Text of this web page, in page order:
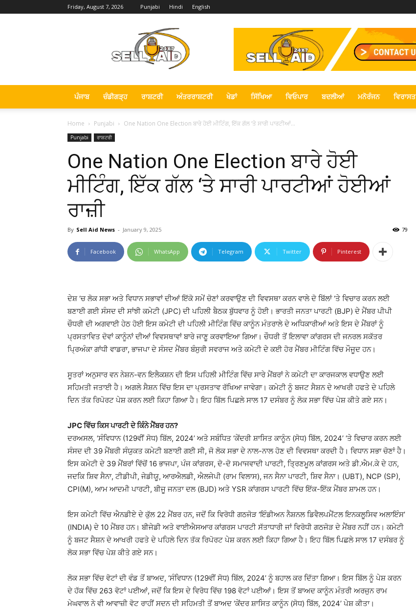
Friday, August 7, 2026 Punjabi Hindi English
Sell
Aid
News
ਪੰਜਾਬ ਚੰਡੀਗੜ੍ਹ ਰਾਸ਼ਟਰੀ ਅੰਤਰਰਾਸ਼ਟਰੀ ਖੇਡਾਂ ਸਿੱਖਿਆ ਵਿਓਪਾਰ ਬਦਲੀਆਂ ਮਨੋਰੰਜਨ ਵਿਰਾਸਤ
Home Punjabi One Nation One Election ਬਾਰੇ ਹੋਈ ਮੀਟਿੰਗ, ਇੱਕ ਗੱਲ ‘ਤੇ ਸਾਰੀ ਪਾਰਟੀਆਂ...
Punjabi ਰਾਸ਼ਟਰੀ
One Nation One Election ਬਾਰੇ ਹੋਈ
ਮੀਟਿੰਗ, ਇੱਕ ਗੱਲ ‘ਤੇ ਸਾਰੀ ਪਾਰਟੀਆਂ ਹੋਈਆਂ
ਰਾਜ਼ੀ
By Sell Aid News - January 9, 2025 79
Facebook WhatsApp Telegram Twitter Pinterest
ਦੇਸ਼ ‘ਚ ਲੋਕ ਸਭਾ ਅਤੇ ਵਿਧਾਨ ਸਭਾਵਾਂ ਦੀਆਂ ਇੱਕੋ ਸਮੇਂ ਚੋਣਾਂ ਕਰਵਾਉਣ ਦੀ ਵਿਵਸਥਾ ਕਰਨ ਵਾਲੇ ਦੋ ਬਿੱਲਾਂ ‘ਤੇ ਵਿਚਾਰ ਕਰਨ ਲਈ
ਬਣਾਈ ਗਈ ਸੰਸਦ ਦੀ ਸਾਂਝੀ ਕਮੇਟੀ (JPC) ਦੀ ਪਹਿਲੀ ਬੈਠਕ ਬੁੱਧਵਾਰ ਨੂੰ ਹੋਈ। ਭਾਰਤੀ ਜਨਤਾ ਪਾਰਟੀ (BJP) ਦੇ ਮੈਂਬਰ ਪੀਪੀ
ਚੌਧਰੀ ਦੀ ਅਗਵਾਈ ਹੇਠ ਹੋਈ ਇਸ ਕਮੇਟੀ ਦੀ ਪਹਿਲੀ ਮੀਟਿੰਗ ਵਿੱਚ ਕਾਨੂੰਨ ਮੰਤਰਾਲੇ ਦੇ ਅਧਿਕਾਰੀਆਂ ਅਤੇ ਇਸ ਦੇ ਮੈਂਬਰਾਂ ਨੂੰ
ਪ੍ਰਸਤਾਵਿਤ ਦੋਵਾਂ ਕਾਨੂੰਨਾਂ ਦੀਆਂ ਵਿਵਸਥਾਵਾਂ ਬਾਰੇ ਜਾਣੂ ਕਰਵਾਇਆ ਗਿਆ। ਚੌਧਰੀ ਤੋਂ ਇਲਾਵਾ ਕਾਂਗਰਸ ਦੀ ਜਨਰਲ ਸਕੱਤਰ
ਪ੍ਰਿਅੰਕਾ ਗਾਂਧੀ ਵਾਡਰਾ, ਭਾਜਪਾ ਦੇ ਸੰਸਦ ਮੈਂਬਰ ਬੰਸੁਰੀ ਸਵਰਾਜ ਅਤੇ ਕਮੇਟੀ ਦੇ ਕਈ ਹੋਰ ਮੈਂਬਰ ਮੀਟਿੰਗ ਵਿੱਚ ਮੌਜੂਦ ਹਨ।
ਸੂਤਰਾਂ ਅਨੁਸਾਰ ਵਨ ਨੇਸ਼ਨ-ਵਨ ਇਲੈਕਸ਼ਨ ਦੀ ਇਸ ਪਹਿਲੀ ਮੀਟਿੰਗ ਵਿੱਚ ਸਾਰੇ ਮੈਂਬਰਾਂ ਨੇ ਕਮੇਟੀ ਦਾ ਕਾਰਜਕਾਲ ਵਧਾਉਣ ਲਈ
ਸਹਿਮਤੀ ਜਤਾਈ ਹੈ। ਅਗਲੇ ਸੈਸ਼ਨ ਵਿੱਚ ਇਸ ਦਾ ਪ੍ਰਸਤਾਵ ਰੱਖਿਆ ਜਾਵੇਗਾ। ਕਮੇਟੀ ਨੂੰ ਬਜਟ ਸੈਸ਼ਨ ਦੇ ਆਖਰੀ ਹਫਤੇ ਦੇ ਪਹਿਲੇ
ਦਿਨ ਤੱਕ ਰਿਪੋਰਟ ਪੇਸ਼ ਕਰਨ ਲਈ ਕਿਹਾ ਗਿਆ ਹੈ। ਇਹ ਬਿੱਲ ਪਿਛਲੇ ਸਾਲ 17 ਦਸੰਬਰ ਨੂੰ ਲੋਕ ਸਭਾ ਵਿੱਚ ਪੇਸ਼ ਕੀਤੇ ਗਏ ਸਨ।
JPC ਵਿੱਚ ਕਿਸ ਪਾਰਟੀ ਦੇ ਕਿੰਨੇ ਮੈਂਬਰ ਹਨ?
ਦਰਅਸਲ, ‘ਸੰਵਿਧਾਨ (129ਵੀਂ ਸੋਧ) ਬਿੱਲ, 2024’ ਅਤੇ ਸਬੰਧਿਤ ‘ਕੇਂਦਰੀ ਸ਼ਾਸਿਤ ਕਾਨੂੰਨ (ਸੋਧ) ਬਿੱਲ, 2024’ ‘ਤੇ ਵਿਚਾਰ ਕਰਨ ਲਈ
ਸੰਸਦ ਦੀ 39 ਮੈਂਬਰੀ ਸੰਯੁਕਤ ਕਮੇਟੀ ਬਣਾਈ ਗਈ ਸੀ, ਜੋ ਲੋਕ ਸਭਾ ਦੇ ਨਾਲ-ਨਾਲ ਹੋਣ ਦੀ ਵਿਵਸਥਾ ਕਰਦੀ ਹੈ। ਵਿਧਾਨ ਸਭਾ ਚੋਣਾਂ ਹੈ।
ਇਸ ਕਮੇਟੀ ਦੇ 39 ਮੈਂਬਰਾਂ ਵਿੱਚੋਂ 16 ਭਾਜਪਾ, ਪੰਜ ਕਾਂਗਰਸ, ਦੋ-ਦੋ ਸਮਾਜਵਾਦੀ ਪਾਰਟੀ, ਤ੍ਰਿਣਮੂਲ ਕਾਂਗਰਸ ਅਤੇ ਡੀ.ਐਮ.ਕੇ ਦੇ ਹਨ,
ਜਦਕਿ ਸ਼ਿਵ ਸੈਨਾ, ਟੀਡੀਪੀ, ਜੇਡੀਯੂ, ਆਰਐਲਡੀ, ਐਲਜੇਪੀ (ਰਾਮ ਵਿਲਾਸ), ਜਨ ਸੈਨਾ ਪਾਰਟੀ, ਸ਼ਿਵ ਸੈਨਾ। (UBT), NCP (SP),
CPI(M), ਆਮ ਆਦਮੀ ਪਾਰਟੀ, ਬੀਜੂ ਜਨਤਾ ਦਲ (BJD) ਅਤੇ YSR ਕਾਂਗਰਸ ਪਾਰਟੀ ਵਿੱਚ ਇੱਕ-ਇੱਕ ਮੈਂਬਰ ਸ਼ਾਮਲ ਹਨ।
ਇਸ ਕਮੇਟੀ ਵਿੱਚ ਐਨਡੀਏ ਦੇ ਕੁੱਲ 22 ਮੈਂਬਰ ਹਨ, ਜਦੋਂ ਕਿ ਵਿਰੋਧੀ ਗਠਜੋੜ ‘ਇੰਡੀਅਨ ਨੈਸ਼ਨਲ ਡਿਵੈਲਪਮੈਂਟਲ ਇਨਕਲੂਸਿਵ ਅਲਾਇੰਸ’
(INDIA) ਦੇ 10 ਮੈਂਬਰ ਹਨ। ਬੀਜੇਡੀ ਅਤੇ ਵਾਈਐਸਆਰ ਕਾਂਗਰਸ ਪਾਰਟੀ ਸੱਤਾਧਾਰੀ ਜਾਂ ਵਿਰੋਧੀ ਗਠਜੋੜ ਦੇ ਮੈਂਬਰ ਨਹੀਂ ਹਨ। ਕਮੇਟੀ
ਨੂੰ ਬਜਟ ਸੈਸ਼ਨ ਦੇ ਆਖਰੀ ਹਫਤੇ ਦੇ ਪਹਿਲੇ ਦਿਨ ਤੱਕ ਰਿਪੋਰਟ ਪੇਸ਼ ਕਰਨ ਲਈ ਕਿਹਾ ਗਿਆ ਹੈ। ਇਹ ਬਿੱਲ ਪਿਛਲੇ ਸਾਲ 17 ਦਸੰਬਰ ਨੂੰ
ਲੋਕ ਸਭਾ ਵਿੱਚ ਪੇਸ਼ ਕੀਤੇ ਗਏ ਸਨ।
ਲੋਕ ਸਭਾ ਵਿੱਚ ਵੋਟਾਂ ਦੀ ਵੰਡ ਤੋਂ ਬਾਅਦ, ‘ਸੰਵਿਧਾਨ (129ਵੀਂ ਸੋਧ) ਬਿੱਲ, 2024’ ਨੂੰ ਬਹਾਲ ਕਰ ਦਿੱਤਾ ਗਿਆ। ਇਸ ਬਿੱਲ ਨੂੰ ਪੇਸ਼ ਕਰਨ
ਦੇ ਹੱਕ ਵਿੱਚ 263 ਵੋਟਾਂ ਪਈਆਂ, ਜਦੋਂ ਕਿ ਇਸ ਦੇ ਵਿਰੋਧ ਵਿੱਚ 198 ਵੋਟਾਂ ਪਈਆਂ। ਇਸ ਤੋਂ ਬਾਅਦ ਕਾਨੂੰਨ ਮੰਤਰੀ ਅਰਜੁਨ ਰਾਮ
ਮੇਘਵਾਲ ਨੇ ਵੀ ਆਵਾਜ਼ੀ ਵੋਟ ਰਾਹੀਂ ਸਦਨ ਦੀ ਸਹਿਮਤੀ ਤੋਂ ਬਾਅਦ ‘ਕੇਂਦਰ ਸ਼ਾਸਿਤ ਕਾਨੂੰਨ (ਸੋਧ) ਬਿੱਲ, 2024’ ਪੇਸ਼ ਕੀਤਾ।